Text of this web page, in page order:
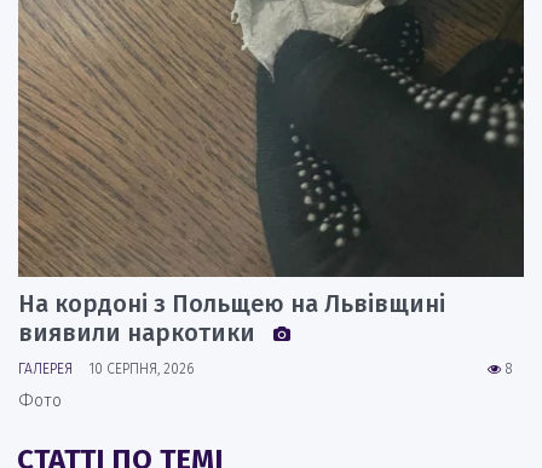
На кордоні з Польщею на Львівщині
виявили наркотики
8
ГАЛЕРЕЯ 10 СЕРПНЯ, 2026
Фото
СТАТТІ ПО ТЕМІ